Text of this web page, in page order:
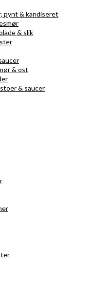
pynt & kandiseret
& slik
& ost
& saucer